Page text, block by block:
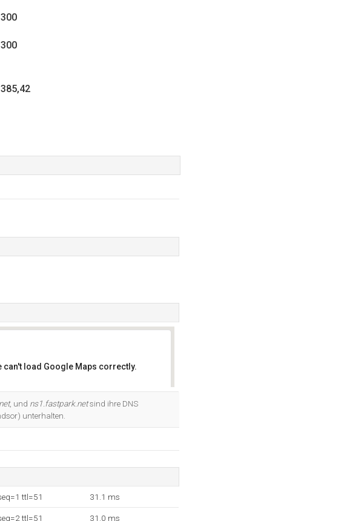
can't load Google Maps correctly.
this website?
, und ns1.fastpark.netsind ihre DNS
unterhalten.
ttl=51 31.1 ms
ttl=51 31.0 ms